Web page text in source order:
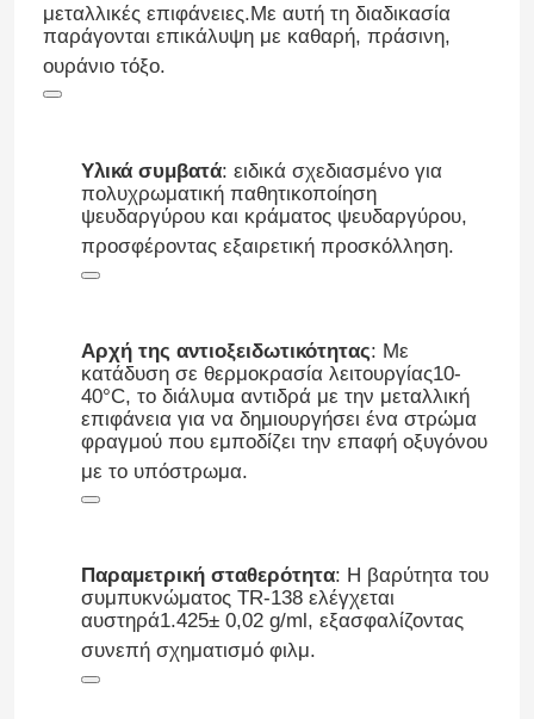
μεταλλικές επιφάνειες.Με αυτή τη διαδικασία
παράγονται επικάλυψη με καθαρή, πράσινη,
ουράνιο τόξο.
Υλικά συμβατά: ειδικά σχεδιασμένο για
πολυχρωματική παθητικοποίηση
ψευδαργύρου και κράματος ψευδαργύρου,
προσφέροντας εξαιρετική προσκόλληση.
Αρχή της αντιοξειδωτικότητας: Με
κατάδυση σε θερμοκρασία λειτουργίας10-
40°C, το διάλυμα αντιδρά με την μεταλλική
επιφάνεια για να δημιουργήσει ένα στρώμα
φραγμού που εμποδίζει την επαφή οξυγόνου
με το υπόστρωμα.
Παραμετρική σταθερότητα: Η βαρύτητα του
συμπυκνώματος TR-138 ελέγχεται
αυστηρά1.425± 0,02 g/ml , εξασφαλίζοντας
συνεπή σχηματισμό φιλμ.